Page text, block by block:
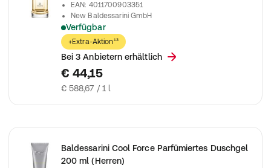
EAN: 4011700903351
New Baldessarini GmbH
Verfügbar
Baldessarini Classic Eau De Cologne Spray
+Extra-Aktion¹³
Bei 3 Anbietern erhältlich
€ 44,15
€ 588,67 / 1 l
Baldessarini Cool Force Parfümiertes Duschgel
200 ml (Herren)